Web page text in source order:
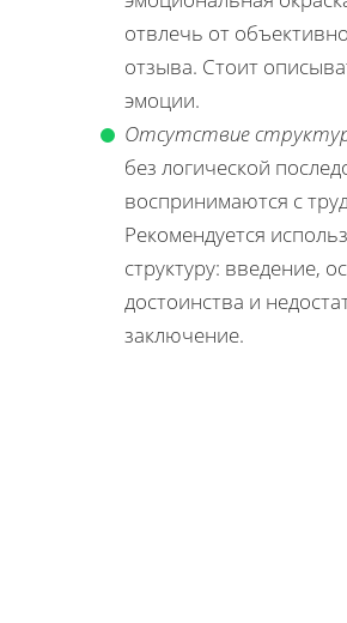
отвлечь от
отзыва. Стоит
эмоции.
Отсутствие
без логической
воспринимаются с
Рекомендуется
структуру: введение,
достоинства и
заключение.